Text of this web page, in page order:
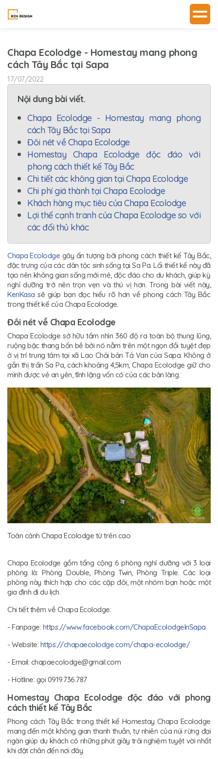
Chapa Ecolodge - Homestay mang phong
cách Tây Bắc tại Sapa
17/07/2022
Nội dung bài viết.
Chapa Ecolodge - Homestay mang phong
cách Tây Bắc tại Sapa
Đôi nét về Chapa Ecolodge
Homestay Chapa Ecolodge độc đáo với
phong cách thiết kế Tây Bắc
Chi tiết các không gian tại Chapa Ecolodge
Chi phí giá thành tại Chapa Ecolodge
Khách hàng mục tiêu của Chapa Ecolodge
Lợi thế cạnh tranh của Chapa Ecolodge so với
các đối thủ khác
Chapa Ecolodge gây ấn tượng bởi phong cách thiết kế Tây Bắc,
đặc trưng của các dân tộc sinh sống tại Sa Pa. Lối thiết kế này đã
tạo nên không gian sống mới mẻ, độc đáo cho du khách, giúp kỳ
nghỉ dưỡng trở nên trọn vẹn và thú vị hơn. Trong bài viết này,
KenKasa sẽ giúp bạn đọc hiểu rõ hơn về phong cách Tây Bắc
trong thiết kế của Chapa Ecolodge.
Đôi nét về Chapa Ecolodge
Chapa Ecolodge sở hữu tầm nhìn 360 độ ra toàn bộ thung lũng,
ruộng bậc thang bốn bề bởi nó nằm trên một ngọn đồi tuyệt đẹp
ở vị trí trung tâm tại xã Lao Chải bản Tả Van của Sapa. Không ở
gần thị trấn Sa Pa, cách khoảng 4,5km, Chapa Ecolodge giữ cho
mình được vẻ an yên, tĩnh lặng vốn có của các bản làng.
Toàn cảnh Chapa Ecolodge từ trên cao
Chapa Ecolodge gồm tổng cộng 6 phòng nghỉ dưỡng với 3 loại
phòng là: Phòng Double, Phòng Twin, Phòng Triple. Các loại
phòng này thích hợp cho các cặp đôi, một nhóm bạn hoặc một
gia đình đi du lịch.
Chi tiết thêm về Chapa Ecolodge:
- Fanpage: https://www.facebook.com/ChapaEcolodgeInSapa
- Website: https://chapaecolodge.com/chapa-ecolodge/
- Email: chapaecolodge@gmail.com
- Hotline: gọi 0919.736.787
Homestay Chapa Ecolodge độc đáo với phong
cách thiết kế Tây Bắc
Phong cách Tây Bắc trong thiết kế Homestay Chapa Ecolodge
mang đến một không gian thanh thuần, tự nhiên của núi rừng đại
ngàn giúp du khách có những phút giây trải nghiệm tuyệt vời nhất
khi đặt chân đến nơi đây.